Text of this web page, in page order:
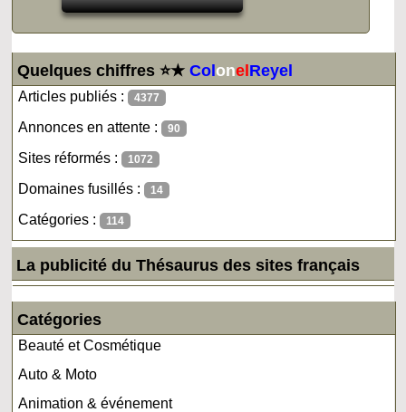
Quelques chiffres ⭐★ColonelReyel
Articles publiés : 4377
Annonces en attente : 90
Sites réformés : 1072
Domaines fusillés : 14
Catégories : 114
La publicité du Thésaurus des sites français
Catégories
Beauté et Cosmétique
Auto & Moto
Animation & événement